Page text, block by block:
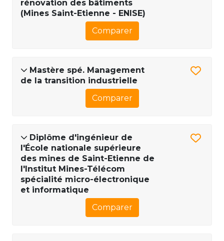
rénovation des bâtiments
(Mines Saint-Etienne - ENISE)
Comparer
Mastère spé. Management
de la transition industrielle
Comparer
Diplôme d'ingénieur de
l'École nationale supérieure
des mines de Saint-Etienne de
l'Institut Mines-Télécom
spécialité micro-électronique
et informatique
Comparer